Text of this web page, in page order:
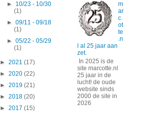
► 10/23 - 10/30
(1)
►09/11 - 09/18
(1)
►05/22 - 05/29
(1)
► 2021 (17)
► 2020 (22)
► 2019 (21)
► 2018 (20)
► 2017 (15)
m
ar
c
ot
te
.n
l al 25 jaar aan
zet.
In 2025 is de
site marcotte.nl
25 jaar in de
lucht! de oude
website sinds
2000 de site in
2026